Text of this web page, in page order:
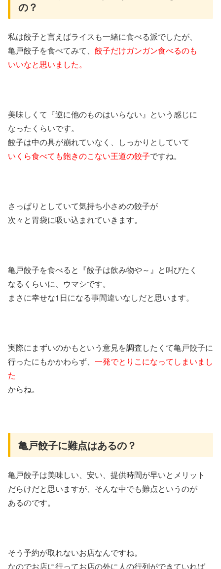
の？
私は餃子と言えばライスも一緒に食べる派でしたが、
亀戸餃子を食べてみて、 餃子だけガンガン食べるのも
いいなと思いました。
美味しくて『逆に他のものはいらない』という感じに
なったくらいです。
餃子は中の具が崩れていなく、しっかりとしていて
いくら食べても飽きのこない王道の餃子ですね。
さっぱりとしていて気持ち小さめの餃子が
次々と胃袋に吸い込まれていきます。
亀戸餃子を食べると『餃子は飲み物や～』と叫びたく
なるくらいに、ウマシです。
まさに幸せな1日になる事間違いなしだと思います。
実際にまずいのかもという意見を調査したくて亀戸餃子に
行ったにもかかわらず、 一発でとりこになってしまいまし
た
からね。
亀戸餃子に難点はあるの？
亀戸餃子は美味しい、安い、提供時間が早いとメリット
だらけだと思いますが、そんな中でも難点というのが
あるのです。
そう予約が取れないお店なんですね。
なのでお店に行ってお店の外に人の行列ができていれば